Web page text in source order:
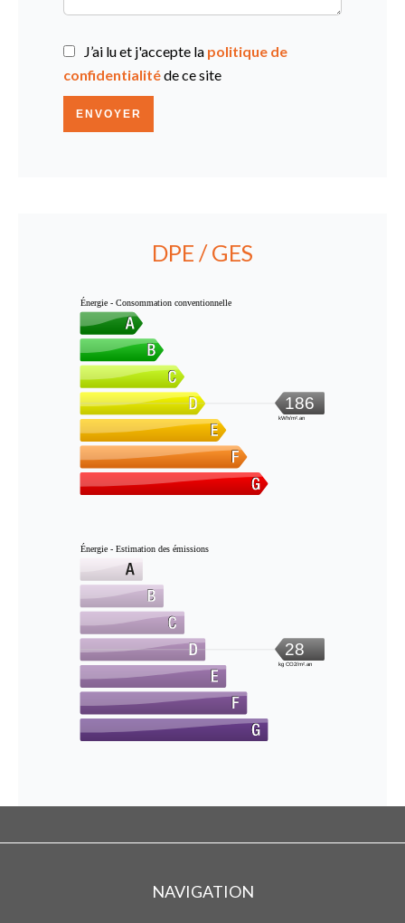
J’ai lu et j'accepte la politique de
confidentialitéde ce site
ENVOYER
DPE / GES
Énergie - Consommation conventionnelle
186
kWh/m².an
Énergie - Estimation des émissions
28
kg CO2/m².an
NAVIGATION